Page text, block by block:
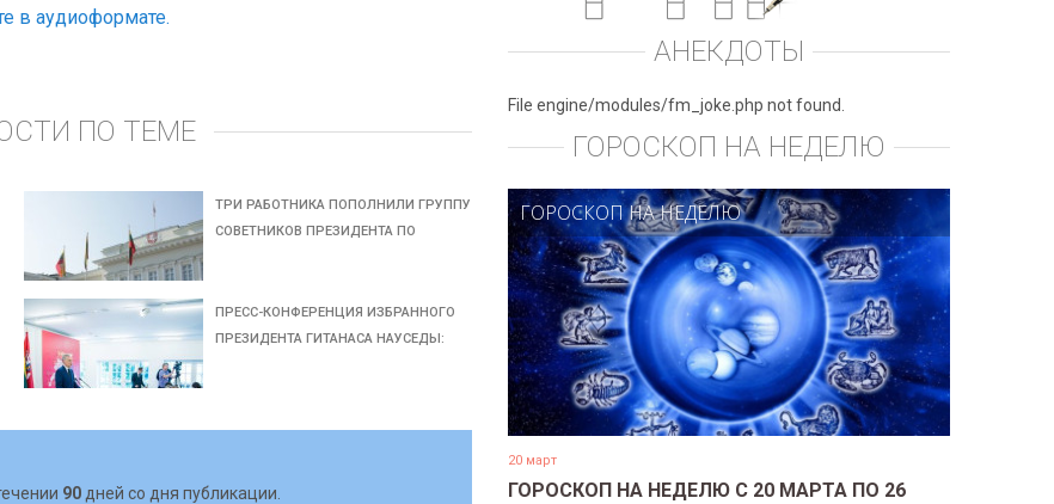
в аудиоформате.
ПО ТЕМЕ
ТРИ РАБОТНИКА ПОПОЛНИЛИ ГРУППУ
СОВЕТНИКОВ ПРЕЗИДЕНТА ПО
ПРЕСС-КОНФЕРЕНЦИЯ ИЗБРАННОГО
ПРЕЗИДЕНТА ГИТАНАСА НАУСЕДЫ:
90 дней со дня публикации.
АНЕКДОТЫ
File engine/modules/fm_joke.php not found.
ГОРОСКОП НА НЕДЕЛЮ
ГОРОСКОП НА НЕДЕЛЮ
20 март
ГОРОСКОП НА НЕДЕЛЮ С 20 МАРТА ПО 26